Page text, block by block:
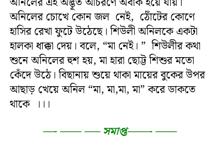
অনিলের চোখে কোন জল নেই, ঠোঁটের কোণে
হাসির রেখা ফুটে উঠেছে। শিউলী অনিলকে একটা
হালকা ধাক্কা দেয়। বলে, “মা নেই। ” শিউলীর কথা
শুনে অনিলের হুশ হয়, মা হারা ছোট্ট শিশুর মতো
কেঁদে উঠে। বিছানায় শুয়ে থাকা মায়ের বুকের উপর
আছাড় খেয়ে অনিল “মা, মা,মা, মা” করে ডাকতে
থাকে ।।।
—- —— —– সমাপ্ত——- ——